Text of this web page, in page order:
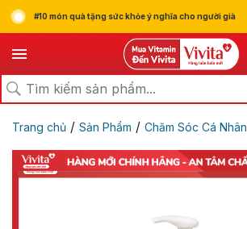
#10 món quà tặng sức khỏe ý nghĩa cho người già
Trang chủ / Sản Phẩm / Chăm Sóc Cá Nhân